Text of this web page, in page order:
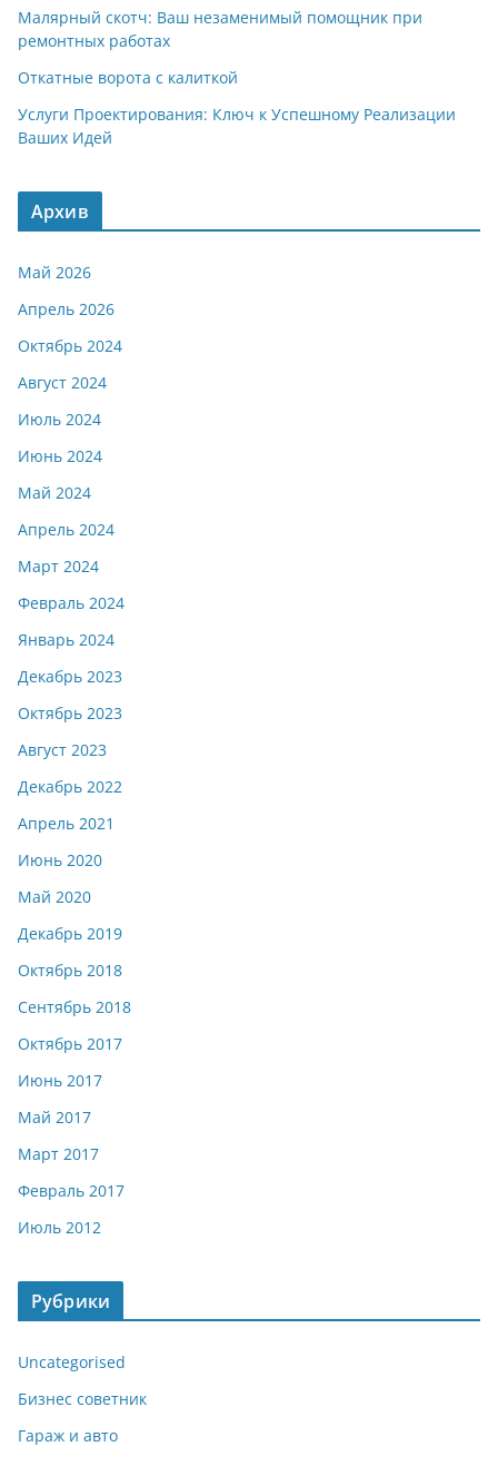
Малярный скотч: Ваш незаменимый помощник при
ремонтных работах
Откатные ворота с калиткой
Услуги Проектирования: Ключ к Успешному Реализации
Ваших Идей
Архив
Май 2026
Апрель 2026
Октябрь 2024
Август 2024
Июль 2024
Июнь 2024
Май 2024
Апрель 2024
Март 2024
Февраль 2024
Январь 2024
Декабрь 2023
Октябрь 2023
Август 2023
Декабрь 2022
Апрель 2021
Июнь 2020
Май 2020
Декабрь 2019
Октябрь 2018
Сентябрь 2018
Октябрь 2017
Июнь 2017
Май 2017
Март 2017
Февраль 2017
Июль 2012
Рубрики
Uncategorised
Бизнес советник
Гараж и авто